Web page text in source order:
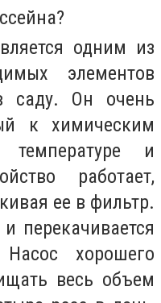
одним из
элементов
саду. Он очень
к химическим
температуре и
работает,
ее в фильтр.
перекачивается
хорошего
весь объем